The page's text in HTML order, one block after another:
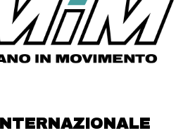
INTERNAZIONALE